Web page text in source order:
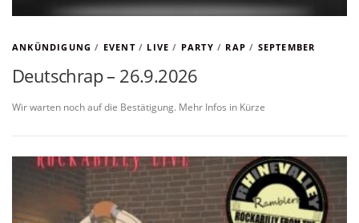
ANKÜNDIGUNG / EVENT/ LIVE / PARTY / RAP / SEPTEMBER
Deutschrap – 26.9.2026
Wir warten noch auf die Bestätigung. Mehr Infos in Kürze